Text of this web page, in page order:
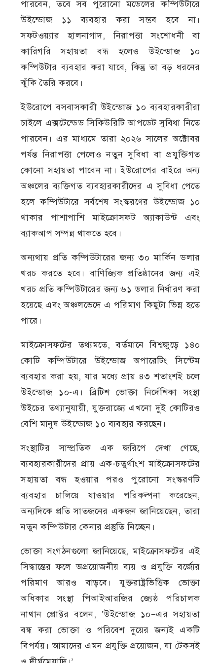
পারবেন, তবে সব পুরোনো মডেলের কম্পিউটারে
উইন্ডোজ ১১ ব্যবহার করা সম্ভব হবে না।
সফটওয়্যার হালনাগাদ, নিরাপত্তা সংশোধনী বা
কারিগরি সহায়তা বন্ধ হলেও উইন্ডোজ ১০
কম্পিউটার ব্যবহার করা যাবে, কিন্তু তা বড় ধরনের
ঝুঁকি তৈরি করবে।
ইউরোপে বসবাসকারী উইন্ডোজ ১০ ব্যবহারকারীরা
চাইলে এক্সটেন্ডেড সিকিউরিটি আপডেট সুবিধা নিতে
পারবেন। এর মাধ্যমে তারা ২০২৬ সালের অক্টোবর
পর্যন্ত নিরাপত্তা পেলেও নতুন সুবিধা বা প্রযুক্তিগত
কোনো সহায়তা পাবেন না। ইউরোপের বাইরে অন্য
অঞ্চলের ব্যক্তিগত ব্যবহারকারীদের এ সুবিধা পেতে
হলে কম্পিউটারে সর্বশেষ সংস্করণের উইন্ডোজ ১০
থাকার পাশাপাশি মাইক্রোসফট অ্যাকাউন্ট এবং
ব্যাকআপ সম্পন্ন থাকতে হবে।
অন্যথায় প্রতি কম্পিউটারের জন্য ৩০ মার্কিন ডলার
খরচ করতে হবে। বাণিজ্যিক প্রতিষ্ঠানের জন্য এই
খরচ প্রতি কম্পিউটারের জন্য ৬১ ডলার নির্ধারণ করা
হয়েছে এবং অঞ্চলভেদে এ পরিমাণ কিছুটা ভিন্ন হতে
পারে।
মাইক্রোসফটের তথ্যমতে, বর্তমানে বিশ্বজুড়ে ১৪০
কোটি কম্পিউটারে উইন্ডোজ অপারেটিং সিস্টেম
ব্যবহার করা হয়, যার মধ্যে প্রায় ৪৩ শতাংশই চলে
উইন্ডোজ ১০-এ। ব্রিটিশ ভোক্তা নির্দেশিকা সংস্থা
উইচের তথ্যানুযায়ী, যুক্তরাজ্যে এখনো দুই কোটিরও
বেশি মানুষ উইন্ডোজ ১০ ব্যবহার করছেন।
সংস্থাটির সাম্প্রতিক এক জরিপে দেখা গেছে,
ব্যবহারকারীদের প্রায় এক-চতুর্থাংশ মাইক্রোসফটের
সহায়তা বন্ধ হওয়ার পরও পুরোনো সংস্করণটি
ব্যবহার চালিয়ে যাওয়ার পরিকল্পনা করেছেন,
অন্যদিকে প্রতি সাতজনের একজন জানিয়েছেন, তারা
নতুন কম্পিউটার কেনার প্রস্তুতি নিচ্ছেন।
ভোক্তা সংগঠনগুলো জানিয়েছে, মাইক্রোসফটের এই
সিদ্ধান্তের ফলে অপ্রয়োজনীয় ব্যয় ও প্রযুক্তি বর্জ্যের
পরিমাণ আরও বাড়বে। যুক্তরাষ্ট্রভিত্তিক ভোক্তা
অধিকার সংস্থা পিআইআরজির জ্যেষ্ঠ পরিচালক
নাথান প্রোক্টর বলেন, ‘উইন্ডোজ ১০–এর সহায়তা
বন্ধ করা ভোক্তা ও পরিবেশ দুয়ের জন্যই একটি
বিপর্যয়। আমাদের এমন প্রযুক্তি প্রয়োজন, যা টেকসই